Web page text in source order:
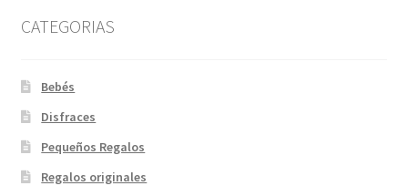
CATEGORIAS
Bebés
Disfraces
Pequeños Regalos
Regalos originales